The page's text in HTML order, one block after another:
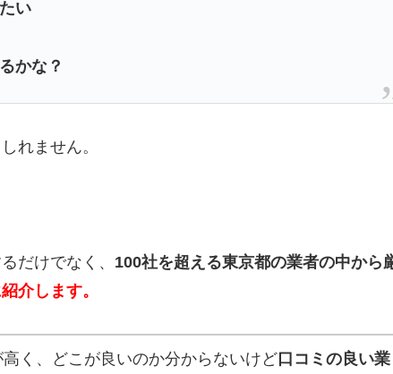
い
かな？
れません。
だけでなく、 100社を超える東京都の業者の中から
介します。
く、どこが良いのか分からないけど 口コミの良い業